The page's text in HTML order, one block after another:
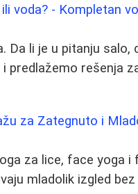
voda? - Kompletan
li je u pitanju salo,
predlažemo rešenja
za Zategnuto i
za lice, face yoga
mladolik izgled